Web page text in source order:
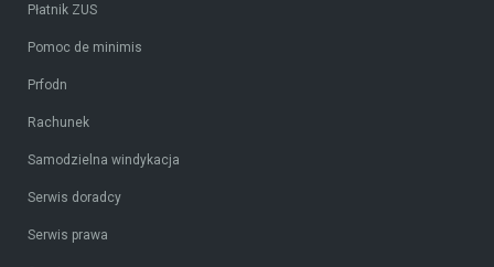
Płatnik ZUS
Pomoc de minimis
Prfodn
Rachunek
Samodzielna windykacja
Serwis doradcy
Serwis prawa